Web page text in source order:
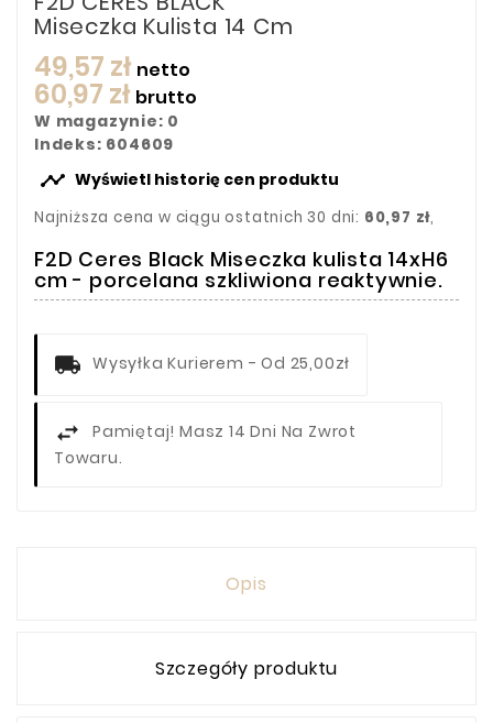
Miseczka Kulista 14 Cm
49,57 zł netto
60,97 zł brutto
W magazynie: 0
Indeks: 604609
 Wyświetl historię cen produktu
Najniższa cena w ciągu ostatnich 30 dni: 60,97 zł,
F2D Ceres Black Miseczka kulista 14xH6
cm - porcelana szkliwiona reaktywnie.
Wysyłka Kurierem - Od 25,00zł
Pamiętaj! Masz 14 Dni Na Zwrot
Towaru.
Opis
Szczegóły produktu